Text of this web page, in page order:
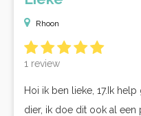
Rhoon
1 review
Hoi ik ben lieke, 17.Ik
dier, ik doe dit ook al een